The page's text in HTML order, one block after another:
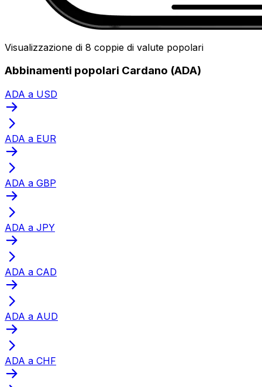
Visualizzazione di 8 coppie di valute popolari
Abbinamenti popolari Cardano (ADA)
ADA a USD
ADA a EUR
ADA a GBP
ADA a JPY
ADA a CAD
ADA a AUD
ADA a CHF